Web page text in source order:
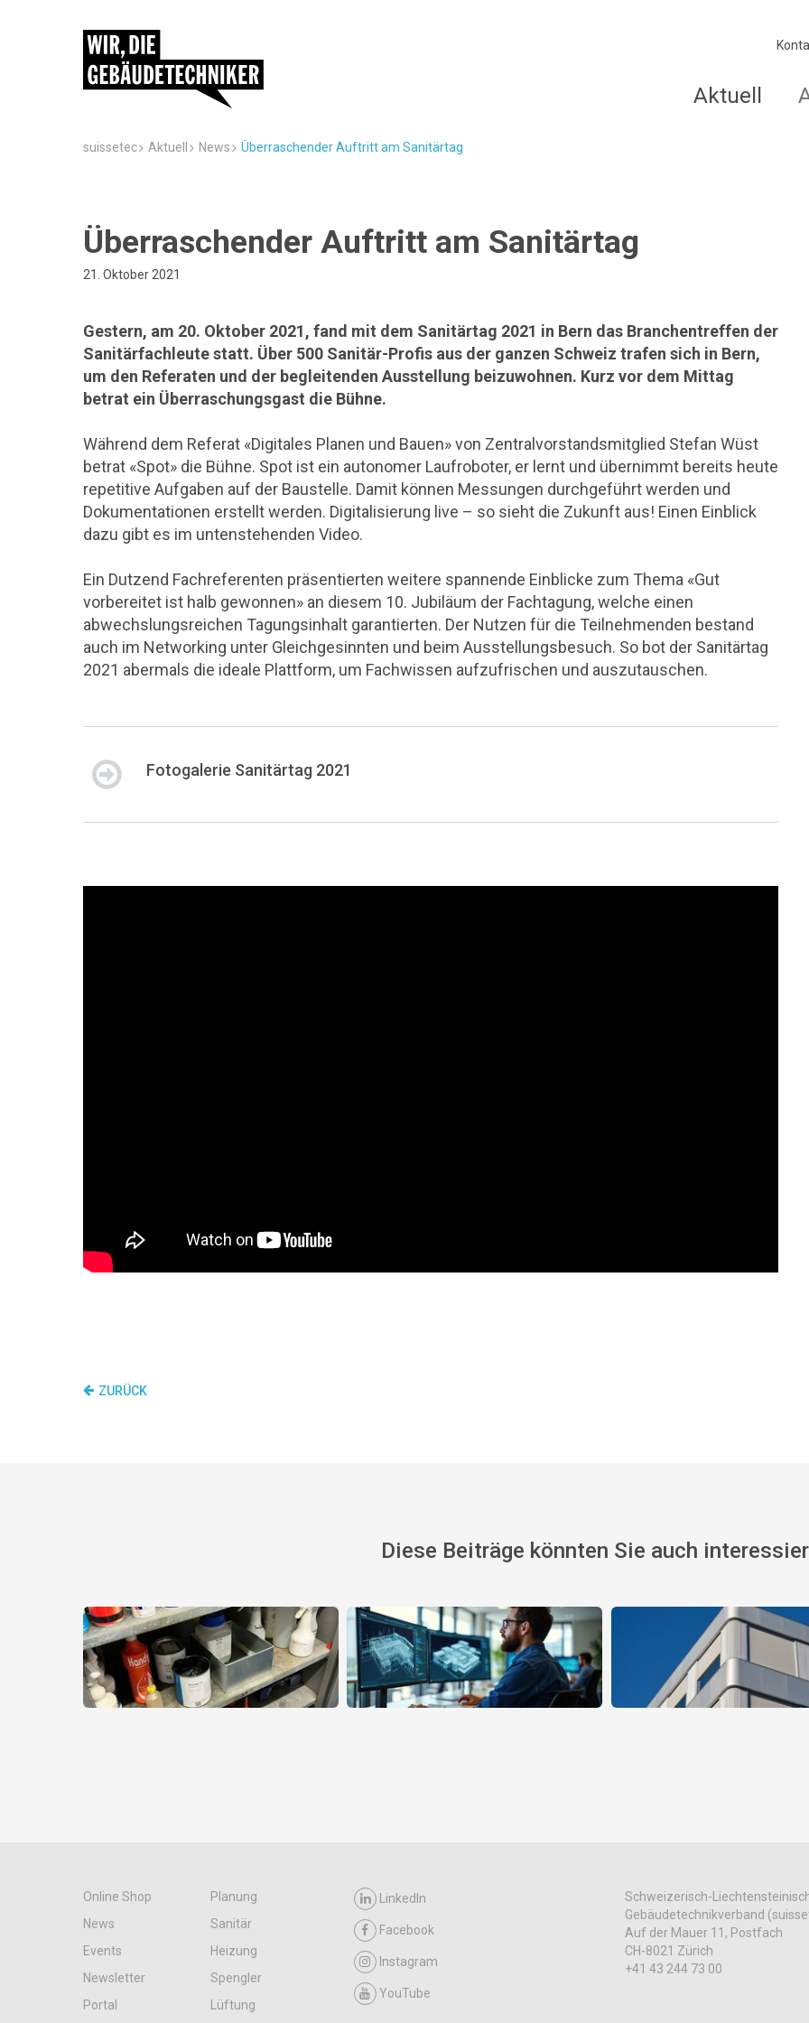
Aktuell
suissetec Aktuell News Überraschender Auftritt am Sanitärtag
Überraschender Auftritt am Sanitärtag
21. Oktober 2021
Gestern, am 20. Oktober 2021, fand mit dem Sanitärtag 2021 in Bern das Branchentreffen der
Sanitärfachleute statt. Über 500 Sanitär-Profis aus der ganzen Schweiz trafen sich in Bern,
um den Referaten und der begleitenden Ausstellung beizuwohnen. Kurz vor dem Mittag
betrat ein Überraschungsgast die Bühne.
Während dem Referat «Digitales Planen und Bauen» von Zentralvorstandsmitglied Stefan Wüst
betrat «Spot» die Bühne. Spot ist ein autonomer Laufroboter, er lernt und übernimmt bereits heute
repetitive Aufgaben auf der Baustelle. Damit können Messungen durchgeführt werden und
Dokumentationen erstellt werden. Digitalisierung live – so sieht die Zukunft aus! Einen Einblick
dazu gibt es im untenstehenden Video.
Ein Dutzend Fachreferenten präsentierten weitere spannende Einblicke zum Thema «Gut
vorbereitet ist halb gewonnen» an diesem 10. Jubiläum der Fachtagung, welche einen
abwechslungsreichen Tagungsinhalt garantierten. Der Nutzen für die Teilnehmenden bestand
auch im Networking unter Gleichgesinnten und beim Ausstellungsbesuch. So bot der Sanitärtag
2021 abermals die ideale Plattform, um Fachwissen aufzufrischen und auszutauschen.
Fotogalerie Sanitärtag 2021
ZURÜCK
Diese Beiträge könnten Sie auch
Online Shop
Planung
News
Sanitär
Events
Heizung
Newsletter
Spengler
Portal
Lüftung
LinkedIn
Facebook
Instagram
YouTube
Schweizerisch-
Gebäudetechnikverband
Auf der Mauer 11, Postfach
CH-8021 Zürich
+41 43 244 73 00